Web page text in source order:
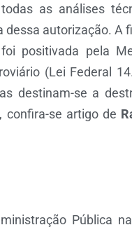
as análises
dessa autorização. A
positivada pela
(Lei Federal
destinam-se a
confira-se artigo de
Pública